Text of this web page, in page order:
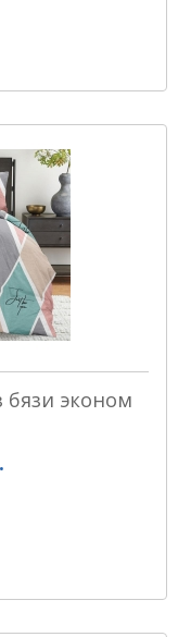
бязи эконом